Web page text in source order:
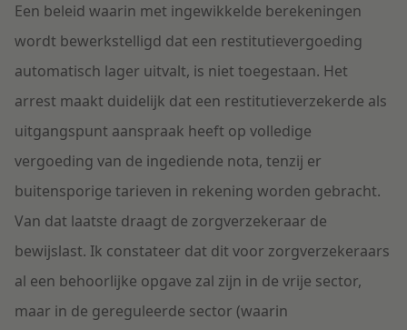
Een beleid waarin met ingewikkelde berekeningen
wordt bewerkstelligd dat een restitutievergoeding
automatisch lager uitvalt, is niet toegestaan. Het
arrest maakt duidelijk dat een restitutieverzekerde als
uitgangspunt aanspraak heeft op volledige
vergoeding van de ingediende nota, tenzij er
buitensporige tarieven in rekening worden gebracht.
Van dat laatste draagt de zorgverzekeraar de
bewijslast. Ik constateer dat dit voor zorgverzekeraars
al een behoorlijke opgave zal zijn in de vrije sector,
maar in de gereguleerde sector (waarin